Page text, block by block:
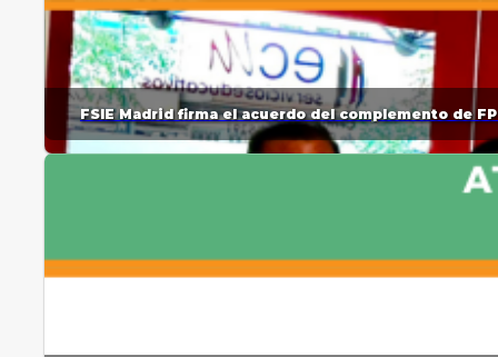
FSIE Madrid firma el acuerdo del complemento de